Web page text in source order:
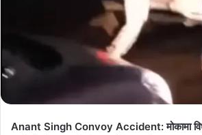
Anant Singh Convoy Accident: मोकामा